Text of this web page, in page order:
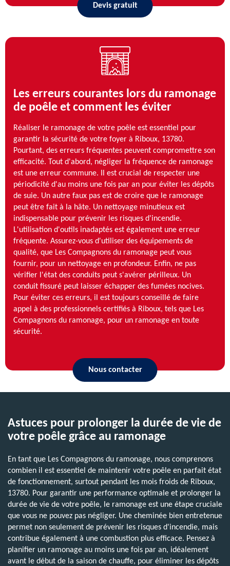
Devis gratuit
Les erreurs courantes lors du ramonage
de poêle et comment les éviter
Réaliser le ramonage de votre poêle est essentiel pour
garantir la sécurité de votre foyer à Riboux, 13780.
Pourtant, des erreurs fréquentes peuvent compromettre son
efficacité. Tout d'abord, négliger la fréquence de ramonage
est une erreur commune. Il est crucial de respecter une
périodicité d'au moins une fois par an pour éviter les dépôts
de suie. Un autre faux pas est de croire que le ramonage
peut être fait à la hâte. Un nettoyage minutieux est
indispensable pour prévenir les risques d'incendie.
L'utilisation d'outils inadaptés est également une erreur
fréquente. Assurez-vous d'utiliser des équipements de
qualité, que Les Compagnons du ramonage peut vous
fournir, pour un nettoyage en profondeur. Enfin, ne pas
vérifier l'état des conduits peut s'avérer périlleux. Un
conduit fissuré peut laisser échapper des fumées nocives.
Pour éviter ces erreurs, il est toujours conseillé de faire
appel à des professionnels certifiés à Riboux, tels que Les
Compagnons du ramonage, pour un ramonage en toute
sécurité.
Nous contacter
Astuces pour prolonger la durée de vie de
votre poêle grâce au ramonage
En tant que Les Compagnons du ramonage, nous comprenons
combien il est essentiel de maintenir votre poêle en parfait état
de fonctionnement, surtout pendant les mois froids de Riboux,
13780. Pour garantir une performance optimale et prolonger la
durée de vie de votre poêle, le ramonage est une étape cruciale
que vous ne pouvez pas négliger. Une cheminée bien entretenue
permet non seulement de prévenir les risques d'incendie, mais
contribue également à une combustion plus efficace. Pensez à
planifier un ramonage au moins une fois par an, idéalement
avant le début de la saison de chauffe, pour éliminer les dépôts